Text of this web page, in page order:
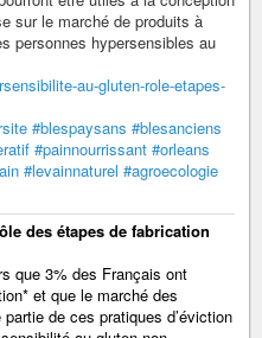
sur le marché de produits à
personnes hypersensibles au
au-gluten-role-etapes-
#blespaysans #blesanciens
#painnourrissant #orleans
#levainnaturel #agroecologie
des étapes de fabrication
que 3% des Français ont
et que le marché des
de ces pratiques d’éviction